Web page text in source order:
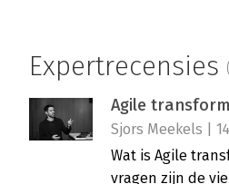
Expertrecensies
Agile
Sjors Meekels |
Wat is Agile
vragen zijn de